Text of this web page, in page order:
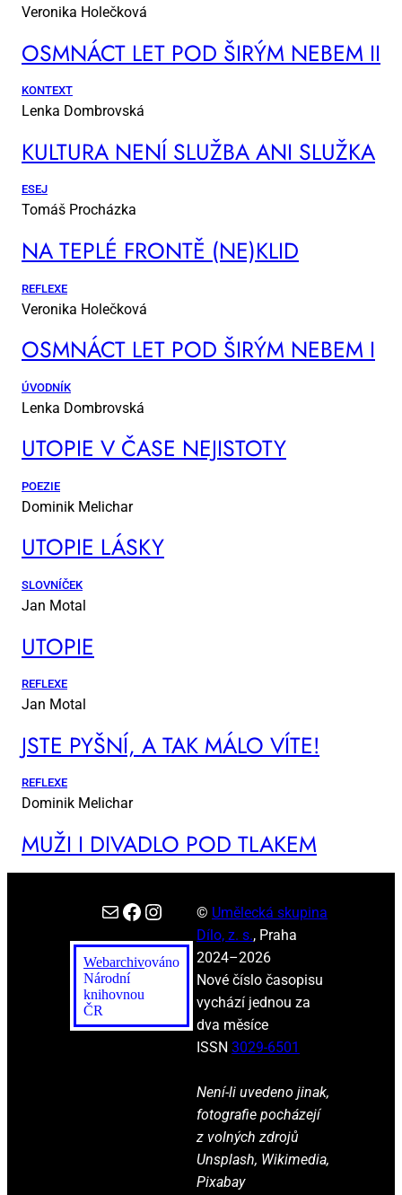
Veronika Holečková
OSM­NÁCT LET POD ŠI­RÝM NE­BEM II
KONTEXT
Lenka Dombrovská
KUL­TU­RA NE­NÍ SLUŽ­BA ANI SLUŽ­KA
ESEJ
Tomáš Procházka
NA TEP­LÉ FRON­TĚ (NE)KLID
REFLEXE
Veronika Holečková
OSM­NÁCT LET POD ŠI­RÝM NE­BEM I
ÚVODNÍK
Lenka Dombrovská
UTO­PIE V ČA­SE NE­JIS­TO­TY
POEZIE
Dominik Melichar
UTO­PIE LÁS­KY
SLOVNÍČEK
Jan Motal
UTO­PIE
REFLEXE
Jan Motal
JSTE PYŠ­NÍ, A TAK MÁ­LO VÍ­TE!
REFLEXE
Dominik Melichar
MUŽI I DI­VA­DLO POD TLA­KEM
E-mail Facebook Instagram
Webarchivováno
Národní
knihovnou
ČR
© Umělecká skupina
Dílo, z. s., Praha
2024–2026
Nové číslo časopisu
vychází jednou za
dva měsíce
ISSN 3029-6501
Není-li uvedeno jinak,
fotografie pocházejí
z volných zdrojů
Unsplash, Wikimedia,
Pixabay